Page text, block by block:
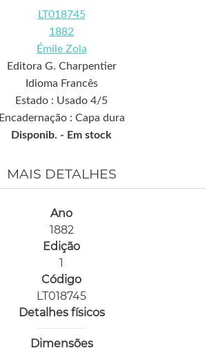
LT018745
1882
Émile Zola
Editora G. Charpentier
Idioma Francês
Estado : Usado 4/5
Encadernação : Capa dura
Disponib. - Em stock
MAIS DETALHES
Ano
1882
Edição
1
Código
LT018745
Detalhes físicos
Dimensões